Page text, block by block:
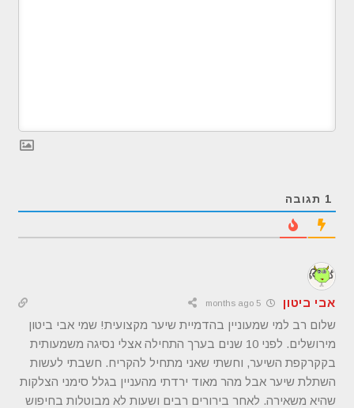
1 תגובה
אבי ביטון
שלום רב למי שמעוניין בהדמיית שיער מקצועית! שמי אבי ביטון
מירושלים. לפני 10 שנים בערך התחילה אצלי נסיגה משמעותית
בקקרקפת השיער, וחשתי שאני מתחיל להקריח. חשבתי לעשות
השתלת שיער אבל מהר מאוד ירדתי מהעניין בגלל סימני הצלקות
שהיא משאירה. לאחר בירורים רבים ושעות לא מבוטלות בחיפוש